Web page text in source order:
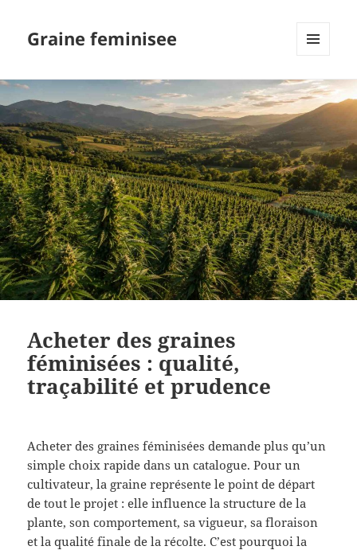
Graine feminisee
WIDGETS
Acheter des graines
féminisées : qualité,
traçabilité et prudence
Acheter des graines féminisées demande plus qu’un
simple choix rapide dans un catalogue. Pour un
cultivateur, la graine représente le point de départ
de tout le projet : elle influence la structure de la
plante, son comportement, sa vigueur, sa floraison
et la qualité finale de la récolte. C’est pourquoi la